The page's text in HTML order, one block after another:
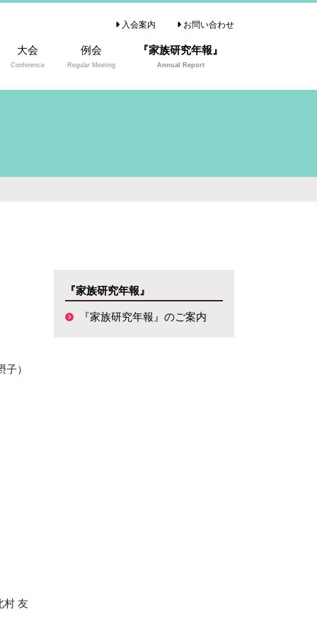
入会案内 お問い合わせ
大会
Conference
例会
Regular Meeting
『家族研究年報』
Annual Report
）
村 友
『家族研究年報』
『家族研究年報』のご案内